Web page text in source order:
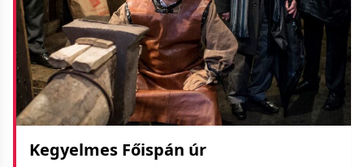
Kegyelmes Főispán úr